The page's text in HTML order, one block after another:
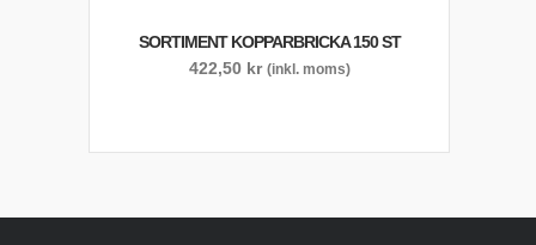
SORTIMENT KOPPARBRICKA 150 ST
422,50 kr (inkl. moms)